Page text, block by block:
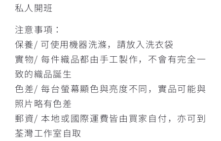
私人開班
注意事項：
保養/ 可使用機器洗滌，請放入洗衣袋
實物/ 每件織品都由手工製作，不會有完全一
致的織品誕生
色差/ 每台螢幕顯色與亮度不同，實品可能與
照片略有色差
郵資/ 本地或國際運費皆由買家自付，亦可到
荃灣工作室自取